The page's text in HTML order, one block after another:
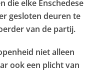
die elke Enschedese
gesloten deuren te
van de partij.
niet alleen
ook een plicht van